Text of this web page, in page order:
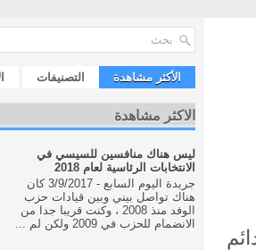
الأكثر مشاهدة التصنيفات
الاكثر مشاهدة
ليس هناك منافسين للسيسي في
الانتخابات الرئاسية لعام 2018
جريدة اليوم السابع - 3/9/2017 كان
هناك تواصل بيني وبين قيادات حزب
الوفد منذ 2008 ، وكنت قريبا جدا من
الانضمام للحزب في 2009 ولكن لم ...